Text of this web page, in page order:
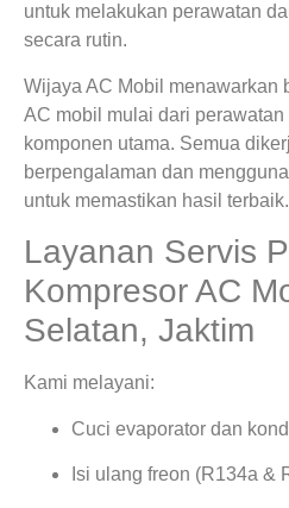
untuk melakukan perawatan
secara rutin.
Wijaya AC Mobil menawarkan
AC mobil mulai dari
komponen utama. Semua
berpengalaman dan
untuk memastikan hasil terbaik.
Layanan Servis
Kompresor AC
Selatan, Jaktim
Kami melayani:
Cuci evaporator dan
Isi ulang freon (R134a &